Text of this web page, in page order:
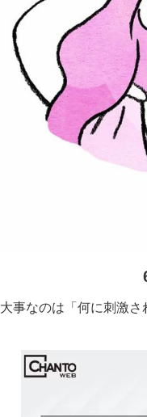
大事なのは「何に刺激